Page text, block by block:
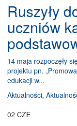
Ruszyły
uczniów
14 maja rozpoczęły
projektu pn.
edukacji w...
Aktualności,
02 CZE